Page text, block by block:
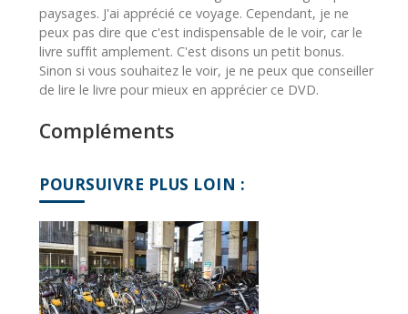
paysages. J'ai apprécié ce voyage. Cependant, je ne
peux pas dire que c'est indispensable de le voir, car le
livre suffit amplement. C'est disons un petit bonus.
Sinon si vous souhaitez le voir, je ne peux que conseiller
de lire le livre pour mieux en apprécier ce DVD.
Compléments
POURSUIVRE PLUS LOIN :